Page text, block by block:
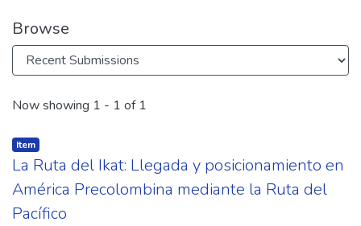
Browse
Recent Submissions
Now showing 1 - 1 of 1
Item
La Ruta del Ikat: Llegada y posicionamiento en
América Precolombina mediante la Ruta del
Pacífico